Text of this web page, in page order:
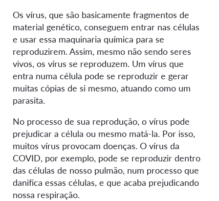
Os vírus, que são basicamente fragmentos de
material genético, conseguem entrar nas células
e usar essa maquinaria química para se
reproduzirem. Assim, mesmo não sendo seres
vivos, os vírus se reproduzem. Um vírus que
entra numa célula pode se reproduzir e gerar
muitas cópias de si mesmo, atuando como um
parasita.
No processo de sua reprodução, o vírus pode
prejudicar a célula ou mesmo matá-la. Por isso,
muitos vírus provocam doenças. O vírus da
COVID, por exemplo, pode se reproduzir dentro
das células de nosso pulmão, num processo que
danifica essas células, e que acaba prejudicando
nossa respiração.